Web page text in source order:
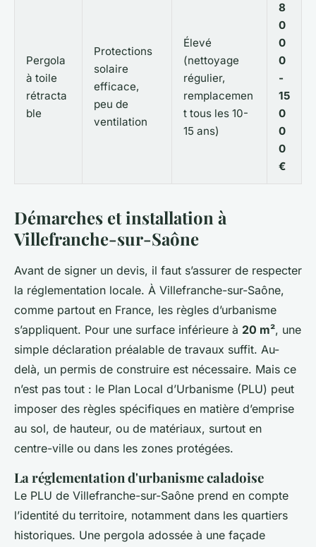
Pergola
à toile
rétracta
ble
Protections
solaire
efficace,
peu de
ventilation
Élevé
(nettoyage
régulier,
remplacemen
t tous les 10-
15 ans)
8
0
0
0
-
15
0
0
0
€
Démarches et installation à
Villefranche-sur-Saône
Avant de signer un devis, il faut s’assurer de respecter
la réglementation locale. À Villefranche-sur-Saône,
comme partout en France, les règles d’urbanisme
s’appliquent. Pour une surface inférieure à 20 m², une
simple déclaration préalable de travaux suffit. Au-
delà, un permis de construire est nécessaire. Mais ce
n’est pas tout : le Plan Local d’Urbanisme (PLU) peut
imposer des règles spécifiques en matière d’emprise
au sol, de hauteur, ou de matériaux, surtout en
centre-ville ou dans les zones protégées.
La réglementation d'urbanisme caladoise
Le PLU de Villefranche-sur-Saône prend en compte
l’identité du territoire, notamment dans les quartiers
historiques. Une pergola adossée à une façade